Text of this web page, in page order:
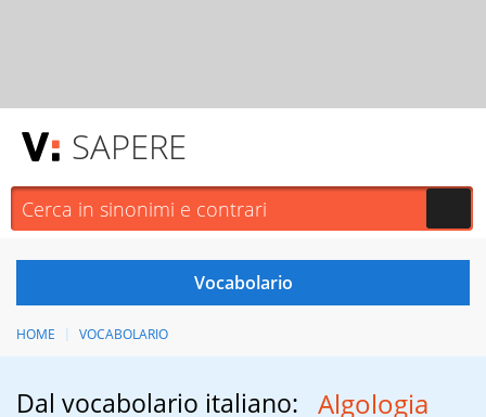
SAPERE
HOME VOCABOLARIO
Dal vocabolario italiano: Algologia